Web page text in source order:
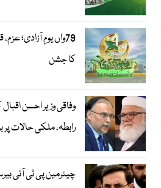
79واں یومِ آزادی؛
کا جشن
وفاقی وزیر احسن
رابطہ، ملکی حالات
چیئرمین پی ٹی آئی